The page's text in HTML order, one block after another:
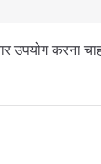
उपयोग करना